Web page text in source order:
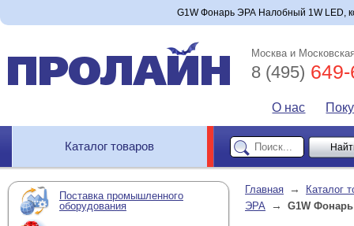
G1W Фонарь ЭРА Налобный 1W LED,
Москва и
8 (495)
О нас
Каталог товаров
Поставка промышленного
оборудования
Главная →
Каталог
ЭРА → G1W